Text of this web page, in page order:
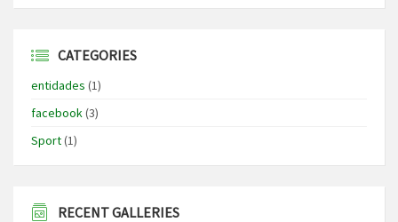
CATEGORIES
entidades (1)
facebook(3)
Sport(1)
RECENT GALLERIES